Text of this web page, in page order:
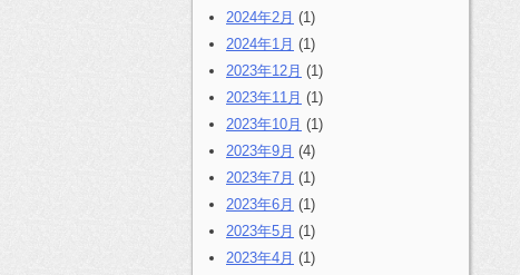
2024年2月 (1)
2024年1月 (1)
2023年12月 (1)
2023年11月 (1)
2023年10月 (1)
2023年9月 (4)
2023年7月 (1)
2023年6月 (1)
2023年5月 (1)
2023年4月 (1)